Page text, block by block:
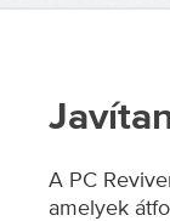
A PC
amelyek